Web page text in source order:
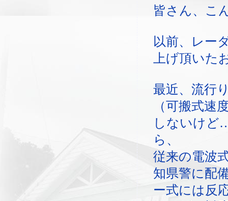
皆さん、こ
以前、レー
上げ頂いた
最近、流行
（可搬式速
しないけど
ら、
従来の電波
知県警に配
ー式には反